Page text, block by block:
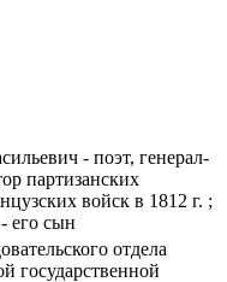
- поэт, генерал-
партизанских
войск в 1812 г. ;
его сын
отдела
государственной